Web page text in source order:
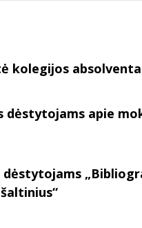
kolegijos
dėstytojams apie